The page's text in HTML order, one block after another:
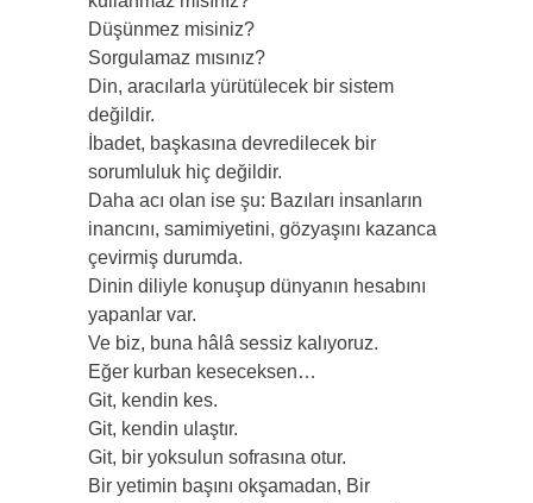
Düşünmez misiniz?
Sorgulamaz mısınız?
Din, aracılarla yürütülecek bir sistem
değildir.
İbadet, başkasına devredilecek bir
sorumluluk hiç değildir.
Daha acı olan ise şu: Bazıları insanların
inancını, samimiyetini, gözyaşını kazanca
çevirmiş durumda.
Dinin diliyle konuşup dünyanın hesabını
yapanlar var.
Ve biz, buna hâlâ sessiz kalıyoruz.
Eğer kurban keseceksen…
Git, kendin kes.
Git, kendin ulaştır.
Git, bir yoksulun sofrasına otur.
Bir yetimin başını okşamadan, Bir